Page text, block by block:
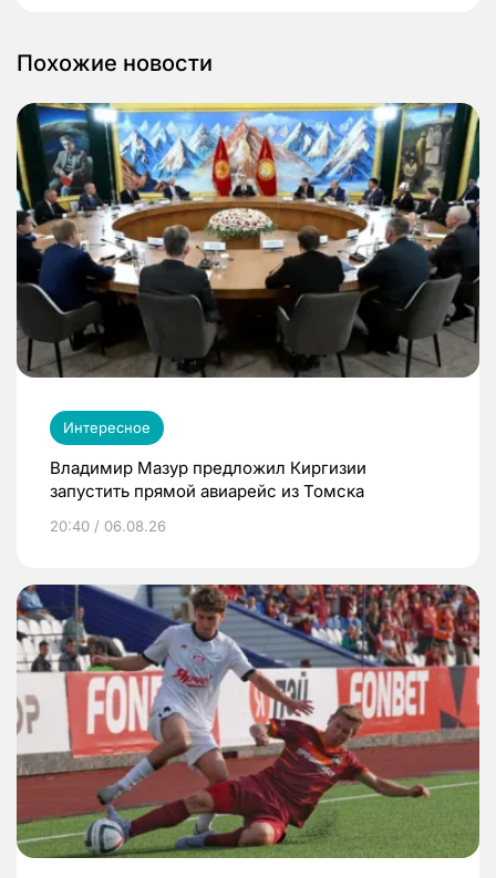
Похожие новости
Интересное
Владимир Мазур предложил Киргизии
запустить прямой авиарейс из Томска
20:40 / 06.08.26